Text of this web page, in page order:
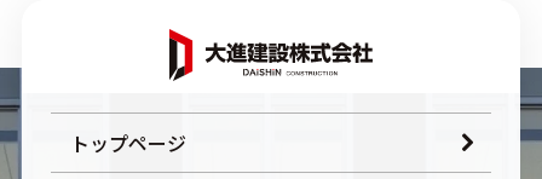
トップページ